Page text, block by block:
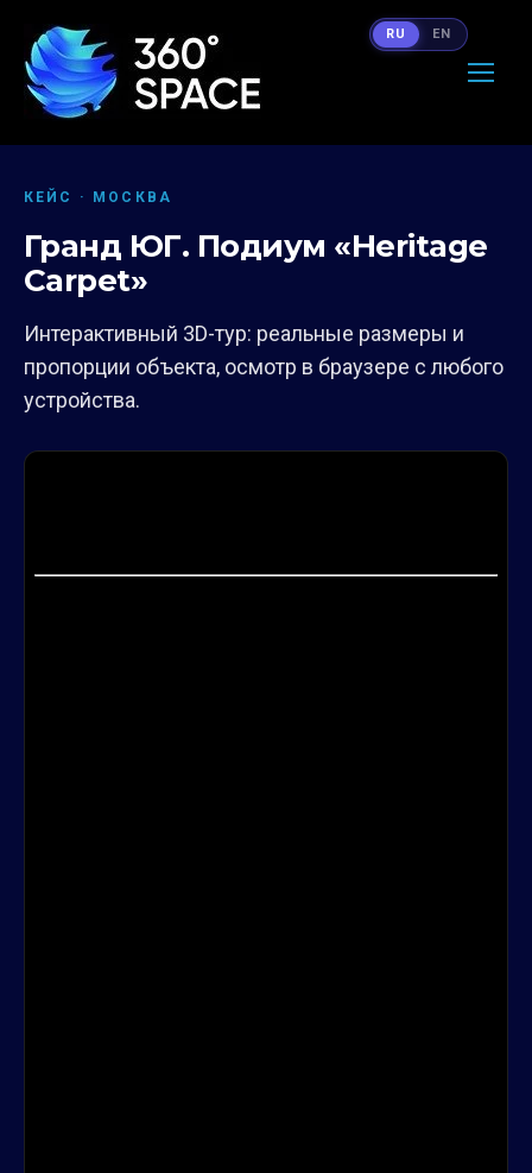
КЕЙС · МОСКВА
Гранд ЮГ. Подиум «Heritage
Carpet»
Интерактивный 3D-тур: реальные размеры и
пропорции объекта, осмотр в браузере с любого
устройства.
RU EN